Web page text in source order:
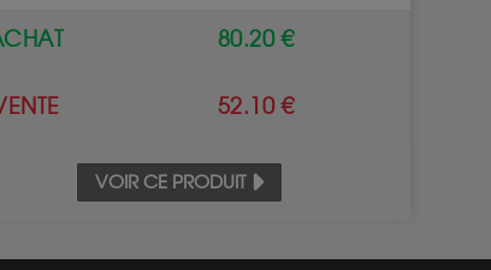
80.20 €
52.10 €
VOIR CE PRODUIT